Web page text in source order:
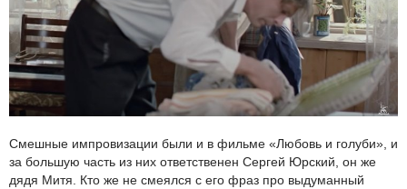
Смешные импровизации были и в фильме «Любовь и голуби», и
за большую часть из них ответственен Сергей Юрский, он же
дядя Митя. Кто же не смеялся с его фраз про выдуманный